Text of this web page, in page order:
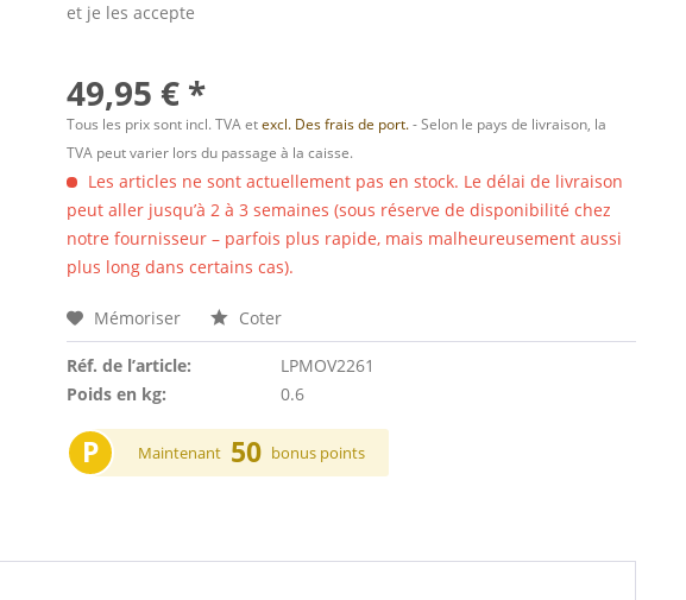
et je les accepte
49,95 € *
Tous les prix sont incl. TVA etexcl. Des frais de port.- Selon le pays de livraison, la
TVA peut varier lors du passage à la caisse.
Les articles ne sont actuellement pas en stock. Le délai de livraison
peut aller jusqu’à 2 à 3 semaines (sous réserve de disponibilité chez
notre fournisseur – parfois plus rapide, mais malheureusement aussi
plus long dans certains cas).
Mémoriser Coter
Réf. de l’article:
LPMOV2261
Poids en kg:
0.6
P Maintenant 50 bonus points